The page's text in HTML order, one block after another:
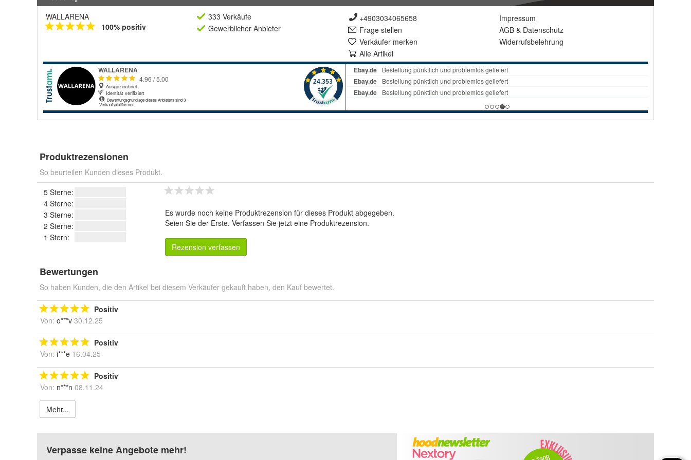
WALLARENA
100% positiv
333 Verkäufe
Gewerblicher Anbieter
+4903034065658
Frage stellen
Verkäufer merken
Alle Artikel
Impressum
AGB & Datenschutz
Widerrufsbelehrung
Produktrezensionen
So beurteilen Kunden dieses Produkt.
5 Sterne:
4 Sterne:
3 Sterne:
2 Sterne:
1 Stern:
Es wurde noch keine Produktrezension für dieses Produkt abgegeben.
Seien Sie der Erste. Verfassen Sie jetzt eine Produktrezension.
Rezension verfassen
Bewertungen
So haben Kunden, die den Artikel bei diesem Verkäufer gekauft haben, den Kauf bewertet.
Positiv
Von: o***v 30.12.25
Positiv
Von: i***e 16.04.25
Positiv
Von: n***n 08.11.24
Mehr...
Verpasse keine Angebote mehr!